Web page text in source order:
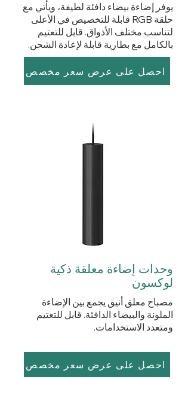
يوفر إضاءة بيضاء دافئة لطيفة، ويأتي مع
حلقة RGB قابلة للتخصيص في الأعلى
لتناسب مختلف الأذواق. قابل للتعتيم
بالكامل مع بطارية قابلة لإعادة الشحن.
احصل على عرض سعر مخصص
وحدات إضاءة معلقة ذكية
لوكسون
مصباح معلق أنيق يجمع بين الإضاءة
الملونة والبيضاء الدافئة. قابل للتعتيم
ومتعدد الاستخدامات.
احصل على عرض سعر مخصص